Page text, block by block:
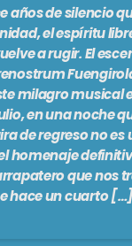
años de silencio
el espíritu
a rugir. El
milagro musical
en una noche
de regreso no es
homenaje
que nos
hace un cuarto […]